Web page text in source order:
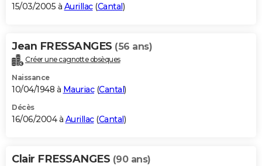
15/03/2005 à Aurillac(Cantal)
Jean FRESSANGES (56 ans)
Créer une cagnotte obsèques
Naissance
10/04/1948 à Mauriac(Cantal)
Décès
16/06/2004 à Aurillac(Cantal)
Clair FRESSANGES (90 ans)